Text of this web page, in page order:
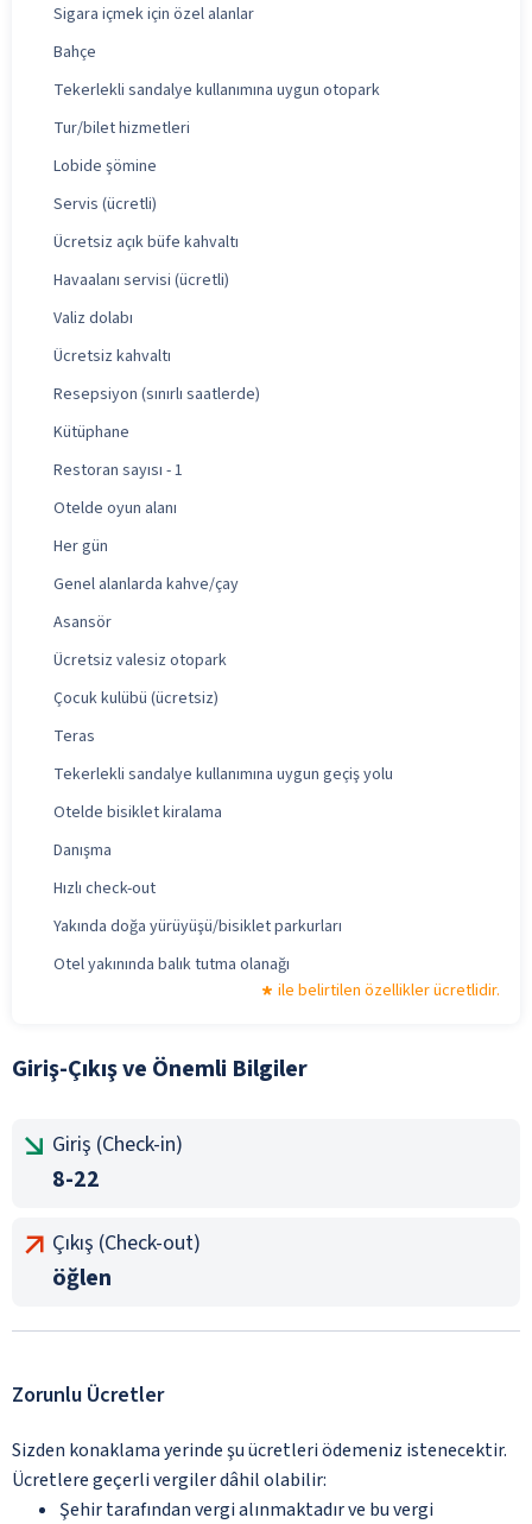
Sigara içmek için özel alanlar
Bahçe
Tekerlekli sandalye kullanımına uygun otopark
Tur/bilet hizmetleri
Lobide şömine
Servis (ücretli)
Ücretsiz açık büfe kahvaltı
Havaalanı servisi (ücretli)
Valiz dolabı
Ücretsiz kahvaltı
Resepsiyon (sınırlı saatlerde)
Kütüphane
Restoran sayısı - 1
Otelde oyun alanı
Her gün
Genel alanlarda kahve/çay
Asansör
Ücretsiz valesiz otopark
Çocuk kulübü (ücretsiz)
Teras
Tekerlekli sandalye kullanımına uygun geçiş yolu
Otelde bisiklet kiralama
Danışma
Hızlı check-out
Yakında doğa yürüyüşü/bisiklet parkurları
Otel yakınında balık tutma olanağı
ile belirtilen özellikler ücretlidir.
Giriş-Çıkış ve Önemli Bilgiler
Giriş (Check-in)
8-22
Çıkış (Check-out)
öğlen
Zorunlu Ücretler
Sizden konaklama yerinde şu ücretleri ödemeniz istenecektir.
Ücretlere geçerli vergiler dâhil olabilir:
Şehir tarafından vergi alınmaktadır ve bu vergi